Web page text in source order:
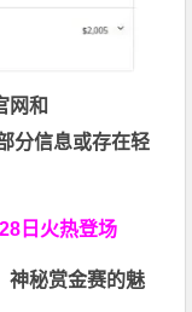
网和
分信息或存在轻
日火热登场
神秘赏金赛的魅